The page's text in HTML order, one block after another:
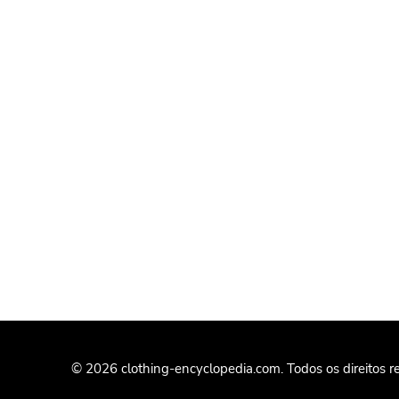
© 2026 clothing-encyclopedia.com. Todos os direitos